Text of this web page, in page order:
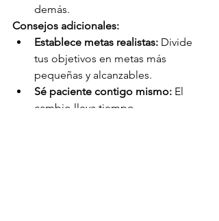
demás.
Consejos adicionales:
Establece metas realistas: Divide
tus objetivos en metas más
pequeñas y alcanzables.
Sé paciente contigo mismo: El
cambio lleva tiempo.